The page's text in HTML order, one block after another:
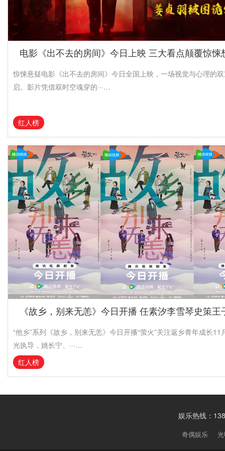
电影《出不去的房间》今日上映 三大看点颠覆惊悚
惊悚悬疑电影《出不去的房间》今日全国上映，一场视觉与心理的
启。影片凭借双时空魂穿的···…
红人榜
《故乡，别来无恙》今日开播 任素汐李雪琴史策
“他乡”系列《故乡，别来无恙》今日开播“萤火”关注返乡青年成长
光执导，姚长宁、···…
红人榜
娱乐热线：
奇偶娱乐